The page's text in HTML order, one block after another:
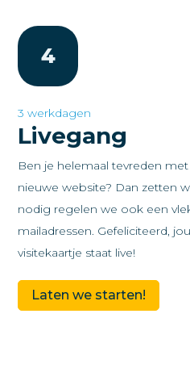
4
3 werkdagen
Livegang
Ben je helemaal tevreden
nieuwe website? Dan zetten
nodig regelen we ook een
mailadressen. Gefeliciteerd,
visitekaartje staat live!
Laten we starten!